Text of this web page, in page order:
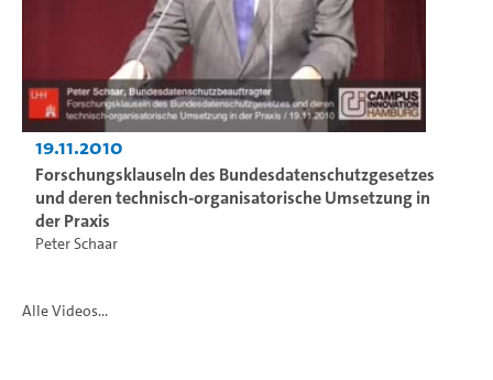
19.11.2010
Forschungsklauseln des Bundesdatenschutzgesetzes
und deren technisch-organisatorische Umsetzung in
der Praxis
Peter Schaar
Alle Videos...